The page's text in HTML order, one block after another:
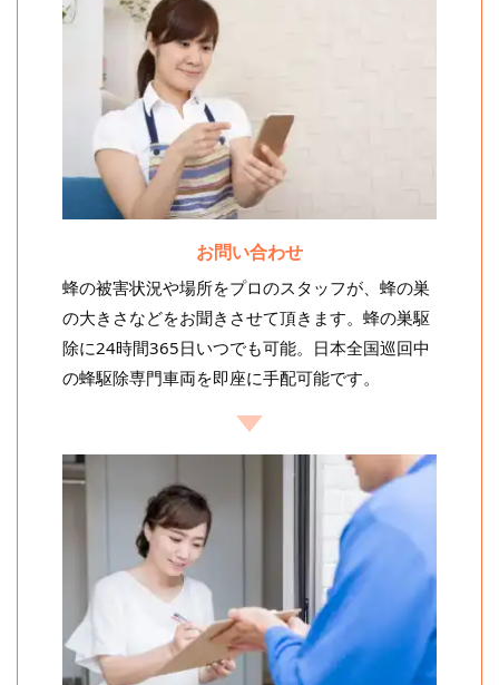
お問い合わせ
蜂の被害状況や場所をプロのスタッフが、蜂の巣
の大きさなどをお聞きさせて頂きます。蜂の巣駆
除に24時間365日いつでも可能。日本全国巡回中
の蜂駆除専門車両を即座に手配可能です。